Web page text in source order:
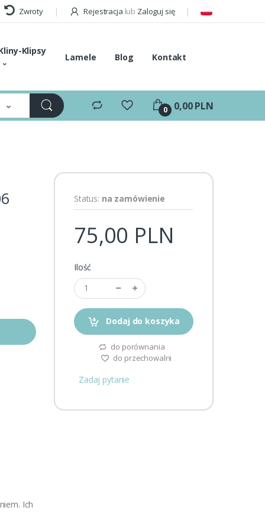
Zwroty Rejestracja lub Zaloguj się
Klipsy
Lamele Blog Kontakt
0 0,00 PLN
Ich
Status: na zamówienie
75,00 PLN
Ilość
Dodaj do koszyka
do porównania
do przechowalni
Zadaj pytanie